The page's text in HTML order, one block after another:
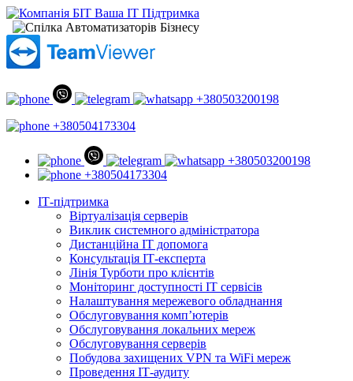
+380503200198
+380504173304
+380503200198
+380504173304
ІТ-підтримка
Віртуалізація серверів
Виклик системного адміністратора
Дистанційна ІТ допомога
Консультація ІТ-експерта
Лінія Турботи про клієнтів
Моніторинг доступності ІТ сервісів
Налаштування мережевого обладнання
Обслуговування комп’ютерів
Обслуговування локальних мереж
Обслуговування серверів
Побудова захищених VPN та WiFi мереж
Проведення ІТ-аудиту